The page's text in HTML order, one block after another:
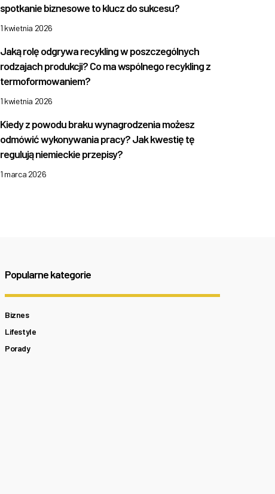
spotkanie biznesowe to klucz do sukcesu?
1 kwietnia 2026
Jaką rolę odgrywa recykling w poszczególnych
rodzajach produkcji? Co ma wspólnego recykling z
termoformowaniem?
1 kwietnia 2026
Kiedy z powodu braku wynagrodzenia możesz
odmówić wykonywania pracy? Jak kwestię tę
regulują niemieckie przepisy?
1 marca 2026
Popularne kategorie
Biznes
Lifestyle
Porady